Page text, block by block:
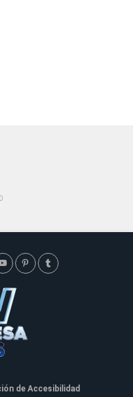
de Accesibilidad